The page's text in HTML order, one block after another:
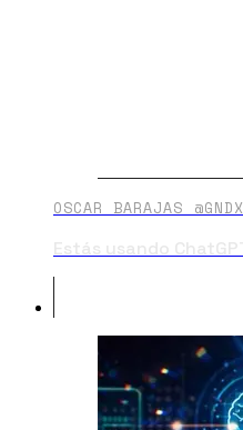
OSCAR BARAJAS @GNDX